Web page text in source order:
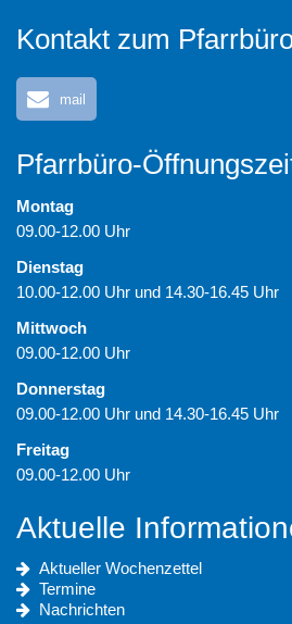
Kontakt zum
mail
Pfarrbüro-
Montag
09.00-12.00 Uhr
Dienstag
10.00-12.00 Uhr und 14.30-16.45 Uhr
Mittwoch
09.00-12.00 Uhr
Donnerstag
09.00-12.00 Uhr und 14.30-16.45 Uhr
Freitag
09.00-12.00 Uhr
Aktuelle
Aktueller Wochenzettel
Termine
Nachrichten